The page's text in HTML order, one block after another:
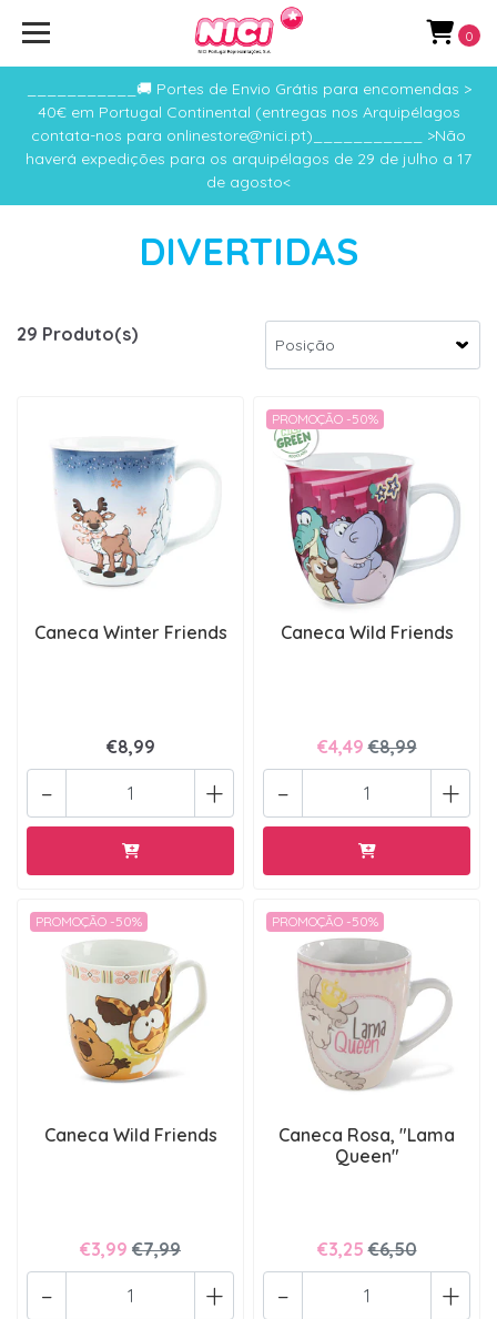
___________🚚 Portes de Envio Grátis para encomendas >
40€ em Portugal Continental (entregas nos Arquipélagos
contata-nos para onlinestore@nici.pt)___________ >Não
haverá expedições para os arquipélagos de 29 de julho a 17
de agosto<
0
DIVERTIDAS
29 Produto(s)
Caneca Winter Friends
€8,99
+
-
PROMOÇÃO -50%
Caneca Wild Friends
€4,49 €8,99
+
-
PROMOÇÃO -50%
Caneca Wild Friends
€3,99 €7,99
+
-
PROMOÇÃO -50%
Caneca Rosa, "Lama
Queen"
€3,25 €6,50
+
-